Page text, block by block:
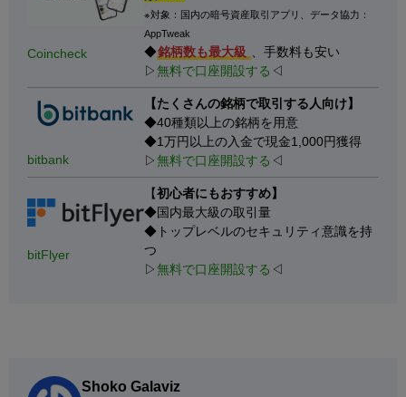
Coincheck
※対象：国内の暗号資産取引アプリ、データ協力：
AppTweak
◆銘柄数も最大級 、手数料も安い
▷無料で口座開設する ◁
bitbank
【たくさんの銘柄で取引する人向け】
◆40種類以上の銘柄を用意
◆1万円以上の入金で現金1,000円獲得
▷無料で口座開設する ◁
bitFlyer
【初心者にもおすすめ】
◆国内最大級の取引量
◆トップレベルのセキュリティ意識を持
つ
▷無料で口座開設する ◁
Shoko Galaviz